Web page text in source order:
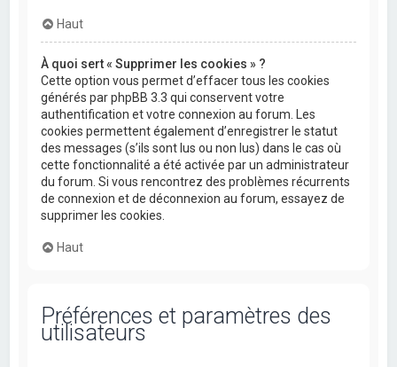
Haut
À quoi sert « Supprimer les cookies » ?
Cette option vous permet d’effacer tous les cookies
générés par phpBB 3.3 qui conservent votre
authentification et votre connexion au forum. Les
cookies permettent également d’enregistrer le statut
des messages (s’ils sont lus ou non lus) dans le cas où
cette fonctionnalité a été activée par un administrateur
du forum. Si vous rencontrez des problèmes récurrents
de connexion et de déconnexion au forum, essayez de
supprimer les cookies.
Haut
Préférences et paramètres des
utilisateurs